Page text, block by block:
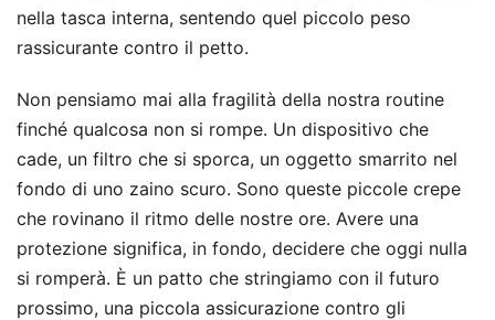
nella tasca interna, sentendo quel piccolo peso
rassicurante contro il petto.
Non pensiamo mai alla fragilità della nostra routine
finché qualcosa non si rompe. Un dispositivo che
cade, un filtro che si sporca, un oggetto smarrito nel
fondo di uno zaino scuro. Sono queste piccole crepe
che rovinano il ritmo delle nostre ore. Avere una
protezione significa, in fondo, decidere che oggi nulla
si romperà. È un patto che stringiamo con il futuro
prossimo, una piccola assicurazione contro gli